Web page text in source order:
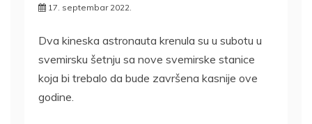
17. septembar 2022.
Dva kineska astronauta krenula su u subotu u
svemirsku šetnju sa nove svemirske stanice
koja bi trebalo da bude završena kasnije ove
godine.